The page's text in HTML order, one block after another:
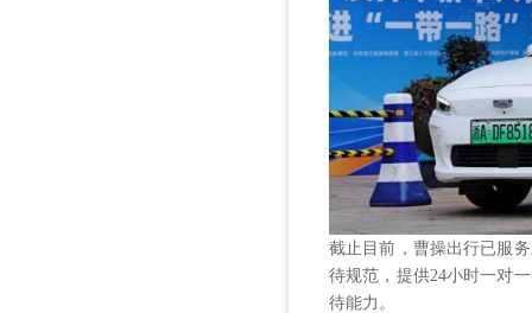
截止目前，曹操出行已服
待规范，提供24小时一对
待能力。